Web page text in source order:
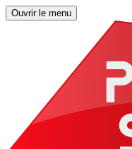
Ouvrir le menu